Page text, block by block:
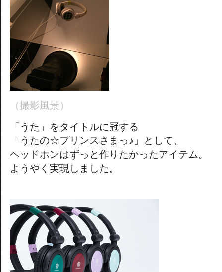
（撮影風景）
「うた」をタイトルに冠する
「うたの☆プリンスさまっ♪」として、
ヘッドホンはずっと作りたかったアイテム。
ようやく実現しました。